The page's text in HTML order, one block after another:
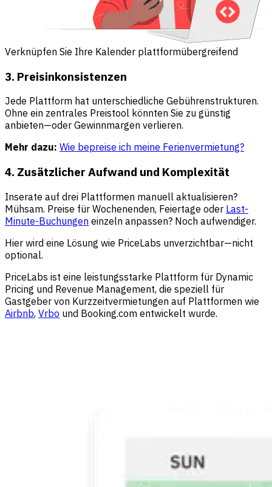
Verknüpfen Sie Ihre Kalender plattformübergreifend
3. Preisinkonsistenzen
Jede Plattform hat unterschiedliche Gebührenstrukturen.
Ohne ein zentrales Preistool könnten Sie zu günstig
anbieten—oder Gewinnmargen verlieren.
Mehr dazu: Wie bepreise ich meine Ferienvermietung?
4. Zusätzlicher Aufwand und Komplexität
Inserate auf drei Plattformen manuell aktualisieren?
Mühsam. Preise für Wochenenden, Feiertage oder Last-
Minute-Buchungen einzeln anpassen? Noch aufwendiger.
Hier wird eine Lösung wie PriceLabs unverzichtbar—nicht
optional.
PriceLabs ist eine leistungsstarke Plattform für Dynamic
Pricing und Revenue Management, die speziell für
Gastgeber von Kurzzeitvermietungen auf Plattformen wie
Airbnb, Vrbo und Booking.com entwickelt wurde.